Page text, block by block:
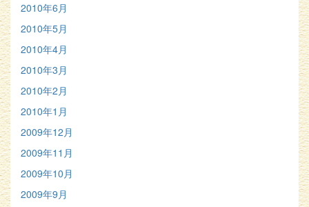
2010年6月
2010年5月
2010年4月
2010年3月
2010年2月
2010年1月
2009年12月
2009年11月
2009年10月
2009年9月